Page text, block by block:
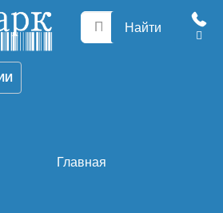
Найти
Главная